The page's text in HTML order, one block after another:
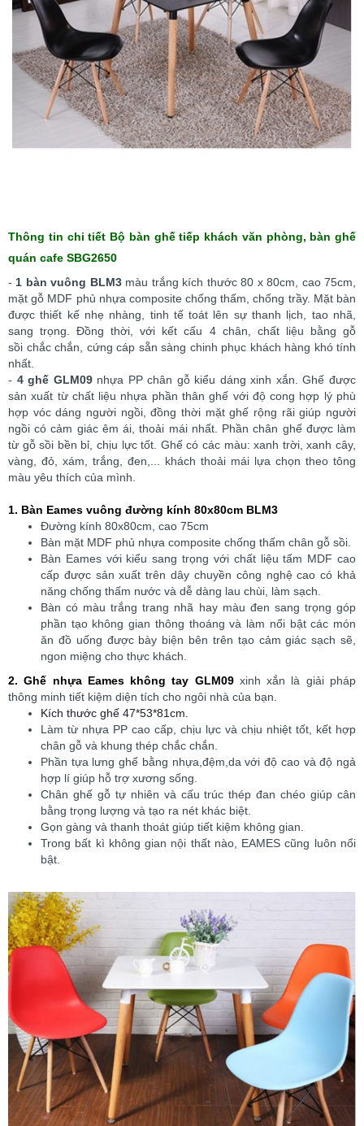
Thông tin chi tiết Bộ bàn ghế tiếp khách văn phòng, bàn ghế
quán cafe SBG2650
- 1 bàn vuông BLM3 màu trắng kích thước 80 x 80cm, cao 75cm,
mặt gỗ MDF phủ nhựa composite chống thấm, chống trầy. Mặt bàn
được thiết kế nhẹ nhàng, tinh tế toát lên sự thanh lịch, tao nhã,
sang trọng. Đồng thời, với kết cấu 4 chân, chất liệu bằng gỗ
sồi chắc chắn, cứng cáp sẵn sàng chinh phục khách hàng khó tính
nhất.
- 4 ghế GLM09 nhựa PP chân gỗ kiểu dáng xinh xắn. Ghế được
sản xuất từ chất liệu nhựa phần thân ghế với độ cong hợp lý phù
hợp vóc dáng người ngồi, đồng thời mặt ghế rộng rãi giúp người
ngồi có cảm giác êm ái, thoải mái nhất. Phần chân ghế được làm
từ gỗ sồi bền bỉ, chịu lực tốt. Ghế có các màu: xanh trời, xanh cây,
vàng, đỏ, xám, trắng, đen,... khách thoải mái lựa chọn theo tông
màu yêu thích của mình.
1. Bàn Eames vuông đường kính 80x80cm BLM3
Đường kính 80x80cm, cao 75cm
Bàn mặt MDF phủ nhựa composite chống thấm chân gỗ sồi.
Bàn Eames với kiểu sang trọng với chất liệu tấm MDF cao
cấp được sản xuất trên dây chuyền công nghệ cao có khả
năng chống thấm nước và dễ dàng lau chùi, làm sạch.
Bàn có màu trắng trang nhã hay màu đen sang trọng góp
phần tạo không gian thông thoáng và làm nổi bật các món
ăn đồ uống được bày biện bên trên tạo cảm giác sạch sẽ,
ngon miệng cho thực khách.
2. Ghế nhựa Eames không tay GLM09xinh xắn là giải pháp
thông minh tiết kiệm diện tích cho ngôi nhà của bạn.
Kích thước ghế 47*53*81cm.
Làm từ nhựa PP cao cấp, chịu lực và chịu nhiệt tốt, kết hợp
chân gỗ và khung thép chắc chắn.
Phần tựa lưng ghế bằng nhựa,đệm,da với độ cao và độ ngả
hợp lí giúp hỗ trợ xương sống.
Chân ghế gỗ tự nhiên và cấu trúc thép đan chéo giúp cân
bằng trọng lượng và tạo ra nét khác biệt.
Gọn gàng và thanh thoát giúp tiết kiệm không gian.
Trong bất kì không gian nội thất nào, EAMES cũng luôn nổi
bật.